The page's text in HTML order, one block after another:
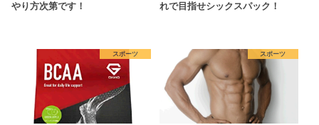
やり方次第です！
れで目指せシックスパック！
スポーツ スポーツ